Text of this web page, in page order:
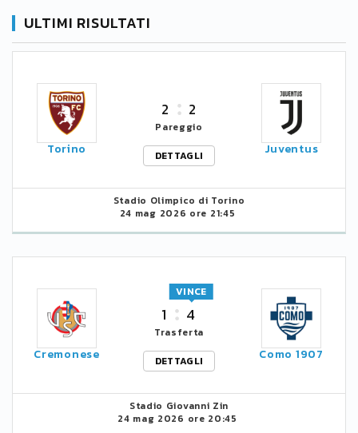
ULTIMI RISULTATI
Torino
2 2
Pareggio
DETTAGLI
Juventus
Stadio Olimpico di Torino
24 mag 2026 ore 21:45
Cremonese
1 4
VINCE
Trasferta
DETTAGLI
Como 1907
Stadio Giovanni Zin
24 mag 2026 ore 20:45